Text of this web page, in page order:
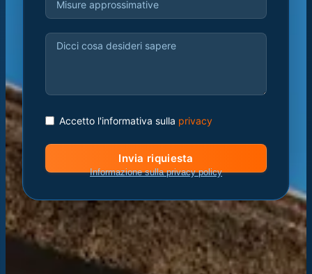
Accetto l'informativa sulla privacy
Invia riquiesta
Informazione sulla privacy policy